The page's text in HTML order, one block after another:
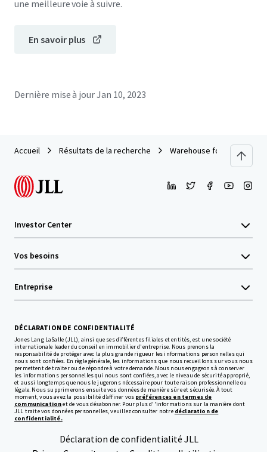
une meilleure voie à suivre.
En savoir plus
Dernière mise à jourJan 10, 2023
Accueil Résultats de la recherche Warehouse for Sale/Lease
Investor Center
Vos besoins
Entreprise
DÉCLARATION DE CONFIDENTIALITÉ
Jones Lang LaSalle (JLL), ainsi que ses différentes filiales et entités, est une société
internationale leader du conseil en immobilier d'entreprise. Nous prenons la
responsabilité de protéger avec la plus grande rigueur les informations personnelles qui
nous sont confiées. En règle générale, les informations que nous recueillons sur vous nous
permettent de traiter ou de répondre à votre demande. Nous nous engageons à conserver
les informations personnelles qui nous sont confiées, avec le niveau de sécurité approprié,
et aussi longtemps que nous le jugerons nécessaire pour toute raison professionnelle ou
légale. Nous supprimerons ensuite vos données de manière sûre et sécurisée. À tout
moment, vous avez la possibilité d’affiner vos préférences en termes de
communicationet de vous désabonner. Pour plus d''informations sur la manière dont
JLL traite vos données personnelles, veuillez consulter notre déclaration de
confidentialité.
Déclaration de confidentialité JLL